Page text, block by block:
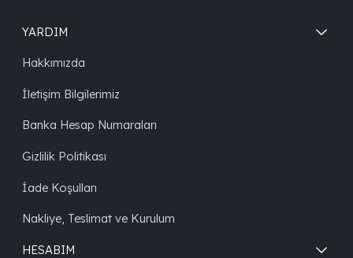
YARDIM
Hakkımızda
İletişim Bilgilerimiz
Banka Hesap Numaraları
Gizlilik Politikası
İade Koşulları
Nakliye, Teslimat ve Kurulum
HESABIM